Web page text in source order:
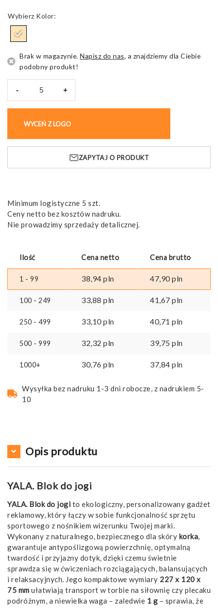
Kolor
Brak w magazynie. Napisz do nas, a znajdziemy dla Ciebie
podobny produkt!
-
ćwiczeń
z
+
WYCEŃ Z LOGO
ZAPYTAJ O PRODUKT
Minimum logistyczne 5 szt.
Ceny netto bez kosztów nadruku.
Nie prowadzimy sprzedaży detalicznej.
Ilość Cena netto Cena brutto
1 - 99 38,94 pln 47,90pln
100 - 249 33,88 pln 41,67 pln
250 - 499 33,10pln 40,71 pln
500 - 999 32,32 pln 39,75 pln
1000+ 30,76 pln 37,84 pln
Wysyłka bez nadruku 1-3 dni robocze, z nadrukiem 5-
10
Opis produktu
YALA. Blok do jogi
YALA. Blok do jogi to ekologiczny, personalizowany gadżet
reklamowy, który łączy w sobie funkcjonalność sprzętu
sportowego z nośnikiem wizerunku Twojej marki.
Wykonany z naturalnego, bezpiecznego dla skóry korka,
gwarantuje antypoślizgową powierzchnię, optymalną
twardość i przyjazny dotyk, dzięki czemu świetnie
sprawdza się w ćwiczeniach rozciągających, balansujących
i relaksacyjnych. Jego kompaktowe wymiary 227 x 120 x
75 mm ułatwiają transport w torbie na siłownię czy plecaku
podróżnym, a niewielka waga – zaledwie 1 g – sprawia, że